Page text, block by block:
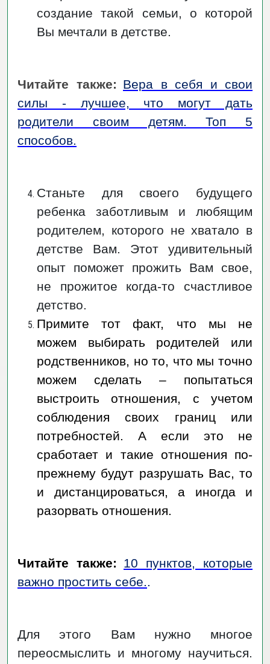
создание такой семьи, о которой
Вы мечтали в детстве.
Читайте также: Вера в себя и свои
силы - лучшее, что могут дать
родители своим детям. Топ 5
способов.
Станьте для своего будущего
ребенка заботливым и любящим
родителем, которого не хватало в
детстве Вам. Этот удивительный
опыт поможет прожить Вам свое,
не прожитое когда-то счастливое
детство.
Примите тот факт, что мы не
можем выбирать родителей или
родственников, но то, что мы точно
можем сделать – попытаться
выстроить отношения, с учетом
соблюдения своих границ или
потребностей. А если это не
сработает и такие отношения по-
прежнему будут разрушать Вас, то
и дистанцироваться, а иногда и
разорвать отношения.
Читайте также: 10 пунктов, которые
важно простить себе..
Для этого Вам нужно многое
переосмыслить и многому научиться.